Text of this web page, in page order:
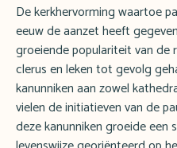
De kerkhervorming waartoe
eeuw de aanzet heeft
groeiende populariteit van de
clerus en leken tot gevolg
kanunniken aan zowel
vielen de initiatieven van de
deze kanunniken groeide een